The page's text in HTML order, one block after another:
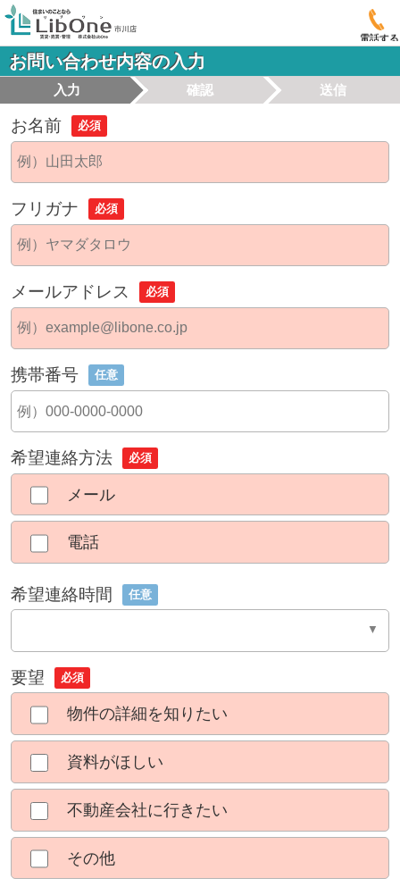
電話する
お問い合わせ内容の入力
入力 確認 送信
お名前 必須
フリガナ 必須
メールアドレス 必須
携帯番号 任意
希望連絡方法 必須
メール
電話
希望連絡時間 任意
要望 必須
物件の詳細を知りたい
資料がほしい
不動産会社に行きたい
その他